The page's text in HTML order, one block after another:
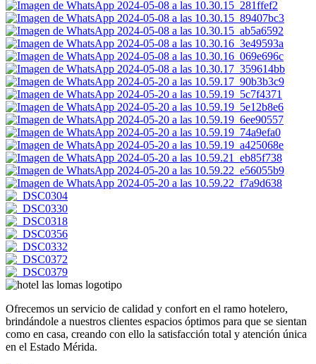
Ofrecemos un servicio de calidad y confort en el ramo hotelero,
brindándole a nuestros clientes espacios óptimos para que se sientan
como en casa, creando con ello la satisfacción total y atención única
en el Estado Mérida.